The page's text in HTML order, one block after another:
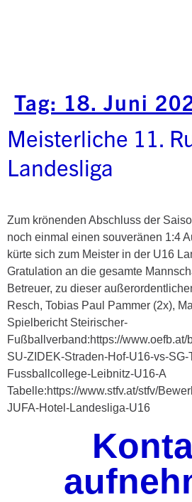
Tag: 18. Juni
Meisterliche 11.
Landesliga
Zum krönenden Abschluss der
noch einmal einen souveränen 1:4
kürte sich zum Meister in der U16
Gratulation an die gesamte
Betreuer, zu dieser
Resch, Tobias Paul Pammer (2x),
Spielbericht Steirischer-
Fußballverband:https://
SU-ZIDEK-Straden-Hof-U16-vs-SG-
Fussballcollege-Leibnitz-U16-A
Tabelle:https://www.stfv.at/stfv/
JUFA-Hotel-Landesliga-U16